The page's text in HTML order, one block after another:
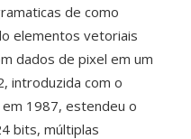
de como
elementos vetoriais
dados de pixel em um
introduzida com o
1987, estendeu o
bits, múltiplas